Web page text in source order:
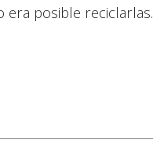
posible reciclarlas.